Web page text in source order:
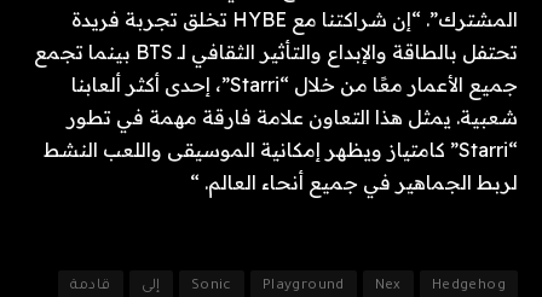
المشترك”. “إن شراكتنا مع HYBE تخلق تجربة فريدة
تحتفل بالطاقة والإبداع والتأثير الثقافي لـ BTS بينما تجمع
جميع الأعمار معًا من خلال “Starri”، إحدى أكثر ألعابنا
شعبية. يمثل هذا التعاون علامة فارقة مهمة في تطور
“Starri” كامتياز ويظهر إمكانية الموسيقى واللعب النشط
لربط الجماهير في جميع أنحاء العالم. “
Hedgehog
Nex
Playground
Sonic إلى قادمة